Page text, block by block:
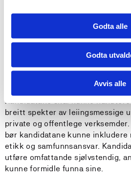
Godta alle
Godta
Avvis alle
vekt på leiing og
innovasjon og
Kandidatane skal kunne
breitt spekter av leiingsmessige
private og offentlege
bør kandidatane kunne
etikk og samfunnsansvar.
utføre omfattande sjølvstendig,
kunne formidle funna sine.